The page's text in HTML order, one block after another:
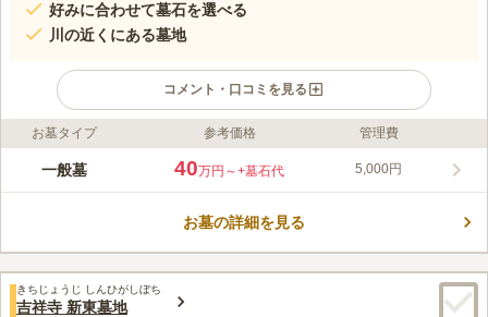
好みに合わせて墓石を選べる
川の近くにある墓地
コメント・口コミを見る
ライフドット編集部のコメント
富山市中心部にある閑静な浄苑です。 宗教不問で利用できるの
あるので、お墓参りの買い出しや食事に困ることはありません。
口コミ評価
この霊園はまだ誰からも評価されていません。
お墓タイプ 参考価格 管理費
一般墓 40万円～+墓石代 5,000円
お墓の詳細を見る
きちじょうじ しんひがしぼち
吉祥寺 新東墓地